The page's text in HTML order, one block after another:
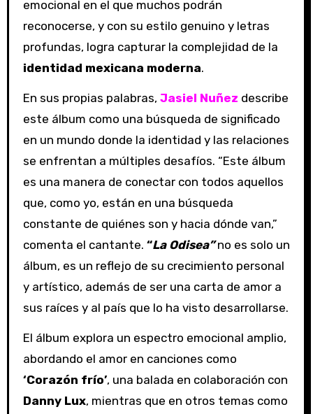
emocional en el que muchos podrán
reconocerse, y con su estilo genuino y letras
profundas, logra capturar la complejidad de la
identidad mexicana moderna.
En sus propias palabras, Jasiel Nuñez describe
este álbum como una búsqueda de significado
en un mundo donde la identidad y las relaciones
se enfrentan a múltiples desafíos. “Este álbum
es una manera de conectar con todos aquellos
que, como yo, están en una búsqueda
constante de quiénes son y hacia dónde van,”
comenta el cantante. “La Odisea”no es solo un
álbum, es un reflejo de su crecimiento personal
y artístico, además de ser una carta de amor a
sus raíces y al país que lo ha visto desarrollarse.
El álbum explora un espectro emocional amplio,
abordando el amor en canciones como
‘Corazón frío’, una balada en colaboración con
Danny Lux, mientras que en otros temas como